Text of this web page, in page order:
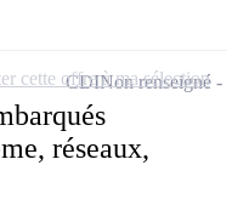
réseaux,
CDINon renseigné
cette offre à ma sélection